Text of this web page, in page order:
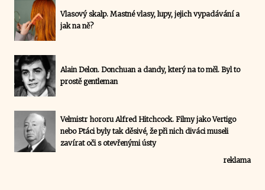
Vlasový skalp. Mastné vlasy, lupy, jejich vypadávání a
jak na ně?
Alain Delon. Donchuan a dandy, který na to měl. Byl to
prostě gentleman
Velmistr hororu Alfred Hitchcock. Filmy jako Vertigo
nebo Ptáci byly tak děsivé, že při nich diváci museli
zavírat oči s otevřenými ústy
reklama